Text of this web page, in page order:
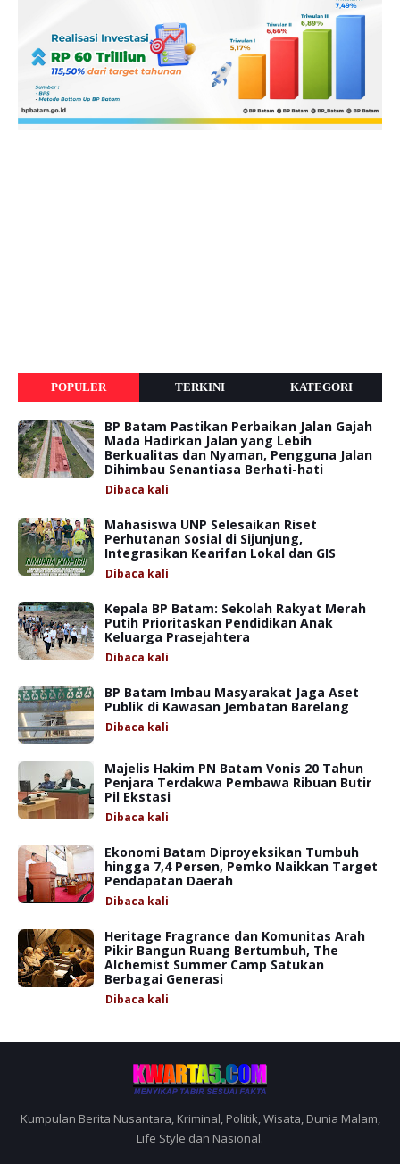
POPULER TERKINI KATEGORI
BP Batam Pastikan Perbaikan Jalan Gajah
Mada Hadirkan Jalan yang Lebih
Berkualitas dan Nyaman, Pengguna Jalan
Dihimbau Senantiasa Berhati-hati
Dibaca kali
Mahasiswa UNP Selesaikan Riset
Perhutanan Sosial di Sijunjung,
Integrasikan Kearifan Lokal dan GIS
Dibaca kali
Kepala BP Batam: Sekolah Rakyat Merah
Putih Prioritaskan Pendidikan Anak
Keluarga Prasejahtera
Dibaca kali
BP Batam Imbau Masyarakat Jaga Aset
Publik di Kawasan Jembatan Barelang
Dibaca kali
Majelis Hakim PN Batam Vonis 20 Tahun
Penjara Terdakwa Pembawa Ribuan Butir
Pil Ekstasi
Dibaca kali
Ekonomi Batam Diproyeksikan Tumbuh
hingga 7,4 Persen, Pemko Naikkan Target
Pendapatan Daerah
Dibaca kali
Heritage Fragrance dan Komunitas Arah
Pikir Bangun Ruang Bertumbuh, The
Alchemist Summer Camp Satukan
Berbagai Generasi
Dibaca kali
Kumpulan Berita Nusantara, Kriminal, Politik, Wisata, Dunia Malam,
Life Style dan Nasional.